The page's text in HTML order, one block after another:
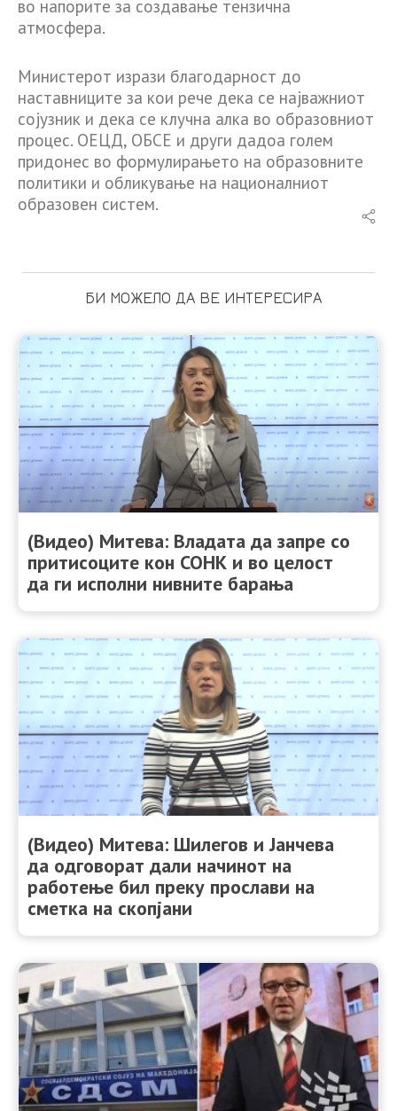
во напорите за создавање тензична
атмосфера.
Министерот изрази благодарност до
наставниците за кои рече дека се најважниот
сојузник и дека се клучна алка во образовниот
процес. ОЕЦД, ОБСЕ и други дадоа голем
придонес во формулирањето на образовните
политики и обликување на националниот
образовен систем.
БИ МОЖЕЛО ДА ВЕ ИНТЕРЕСИРА
(Видео) Митева: Владата да запре со
притисоците кон СОНК и во целост
да ги исполни нивните барања
(Видео) Митева: Шилегов и Јанчева
да одговорат дали начинот на
работење бил преку прослави на
сметка на скопјани